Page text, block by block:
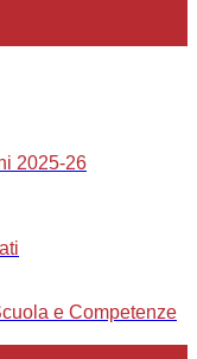
2025-26
e Competenze